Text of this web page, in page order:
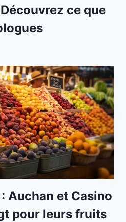
ce que
Auchan et Casino
pour leurs fruits